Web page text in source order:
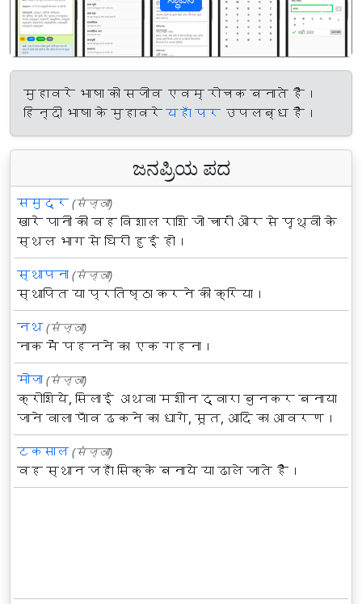
पिछला
मुहावरे भाषा को सजीव एवम् रोचक बनाते हैं।
हिन्दी भाषा के मुहावरेयहाँ पर उपलब्ध हैं।
ಜನಪ್ರಿಯ ಪದ
समुद्र (संज्ञा)
खारे पानी की वह विशाल राशि जो चारों ओर से पृथ्वी के
स्थल भाग से घिरी हुई हो।
स्थापना (संज्ञा)
स्थापित या प्रतिष्ठा करने की क्रिया।
नथ (संज्ञा)
नाक में पहनने का एक गहना।
मोजा (संज्ञा)
क्रोशिये, सिलाई अथवा मशीन द्वारा बुनकर बनाया
जाने वाला पाँव ढकने का धागे, सूत, आदि का आवरण।
टकसाल (संज्ञा)
वह स्थान जहाँ सिक्के बनाये या ढाले जाते हैं।